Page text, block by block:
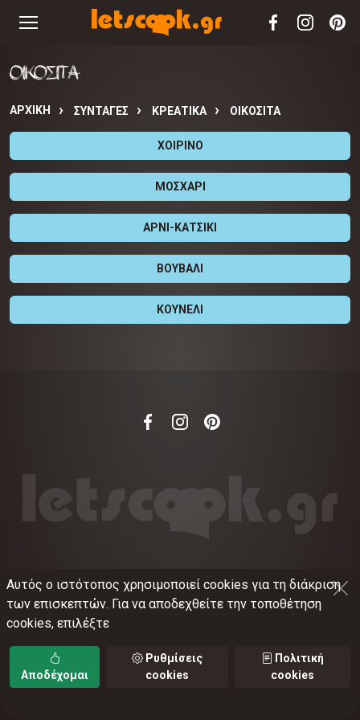
ΟΙΚΟΣΙΤΑ
ΑΡΧΙΚΉ ΣΥΝΤΑΓΈΣ ΚΡΕΑΤΙΚΑ ΟΙΚΟΣΙΤΑ
ΧΟΙΡΙΝΟ
ΜΟΣΧΑΡΙ
ΑΡΝΙ-ΚΑΤΣΙΚΙ
ΒΟΥΒΑΛΙ
ΚΟΥΝΕΛΙ
©2012-2026 LETSCOOK.GRΑριθμός ΓΕΜΗ:
021375326001
Όροι χρήσης•Πολιτική απορρήτου
cookies• Ρυθμίσεις cookies
Αυτός ο ιστότοπος χρησιμοποιεί cookies για τη διάκριση
των επισκεπτών. Για να αποδεχθείτε την τοποθέτηση
cookies, επιλέξτε
Αποδέχομαι
Ρυθμίσεις
cookies
Πολιτική
cookies